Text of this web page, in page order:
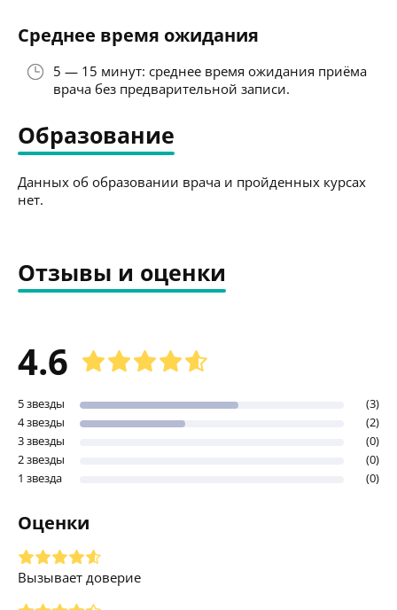
Среднее время ожидания
5 — 15 минут: среднее время ожидания приёма
врача без предварительной записи.
Образование
Данных об образовании врача и пройденных курсах
нет.
Отзывы и оценки
4.6
5 звезды
(3)
4 звезды
(2)
3 звезды
(0)
2 звезды
(0)
1 звезда
(0)
Оценки
Вызывает доверие